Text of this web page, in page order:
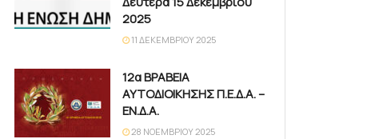
2025
11 ΔΕΚΕΜΒΡΊΟΥ 2025
12α ΒΡΑΒΕΙΑ
ΑΥΤΟΔΙΟΙΚΗΣΗΣ Π.Ε.Δ.Α. –
ΕΝ.Δ.Α.
28 ΝΟΕΜΒΡΊΟΥ 2025